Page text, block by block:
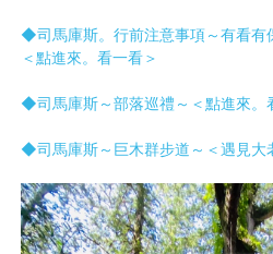
◆司馬庫斯。行前注意事項～有看有
＜點進來。看一看＞
◆司馬庫斯～部落巡禮～＜點進來。
◆司馬庫斯～巨木群步道～＜遇見大